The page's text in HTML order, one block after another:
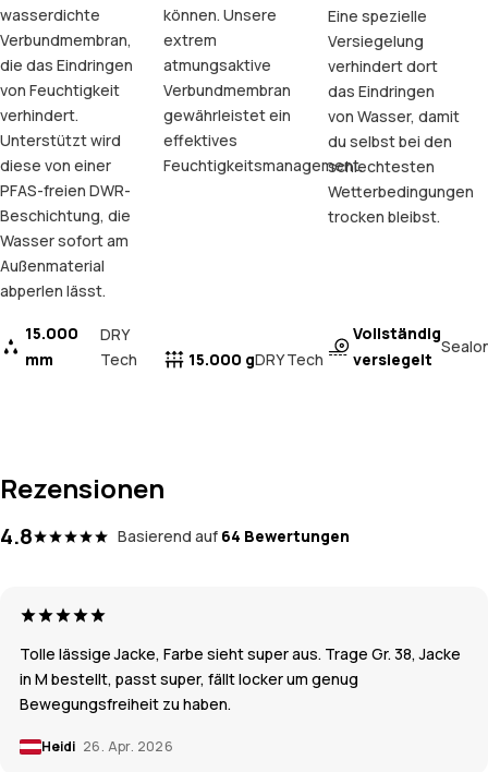
wasserdichte
Verbundmembran,
die das Eindringen
von Feuchtigkeit
verhindert.
Unterstützt wird
diese von einer
PFAS-freien DWR-
Beschichtung, die
Wasser sofort am
Außenmaterial
abperlen lässt.
15.000
mm
DRY
Tech
können. Unsere
extrem
atmungsaktive
Verbundmembran
gewährleistet ein
effektives
Feuchtigkeitsmanagement.
15.000 gDRY Tech
Eine spezielle
Versiegelung
verhindert dort
das Eindringen
von Wasser, damit
du selbst bei den
schlechtesten
Wetterbedingungen
trocken bleibst.
Vollständig
versiegelt
Rezensionen
4.8 Basierend auf 64 Bewertungen
Tolle lässige Jacke, Farbe sieht super aus. Trage Gr. 38, Jacke
in M bestellt, passt super, fällt locker um genug
Bewegungsfreiheit zu haben.
Heidi 26. Apr. 2026